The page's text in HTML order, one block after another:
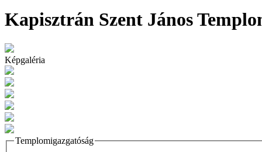
Kapisztrán Szent János
Képgaléria
Templomigazgatóság